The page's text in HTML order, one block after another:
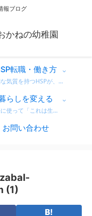
報ブログ
かねの幼稚園
転職・働き方
繊細な気質を持つHSPが、自分に合った働き方を見つけるための情報をまとめています。 営業職での転職体験談や、向いている仕事・避けたい職場の特徴など、リアルな視点からお届け。 「もう我慢しない」働き方を一緒に考えてみませんか？
らしを変える
実際に使って「これは生活が変わった！」と感じた商品・サービスのレビューをまとめています。 デロンギのコーヒーマシンやドラム式洗濯機など、日常がちょっと豊かになるリアルな使用感をお届け。 迷っている方の参考になればうれしいです。
お問い合わせ
(1)